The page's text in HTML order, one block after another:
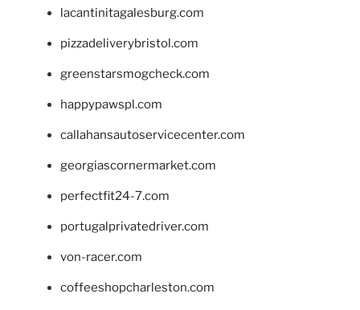
lacantinitagalesburg.com
pizzadeliverybristol.com
greenstarsmogcheck.com
happypawspl.com
callahansautoservicecenter.com
georgiascornermarket.com
perfectfit24-7.com
portugalprivatedriver.com
von-racer.com
coffeeshopcharleston.com